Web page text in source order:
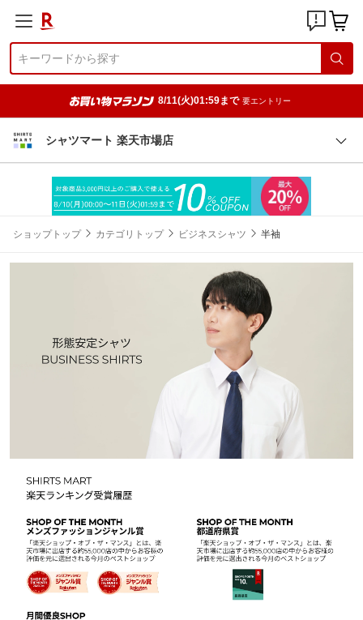
8/11(火)01:59まで 要エントリー
シャツマート 楽天市場店
ショップトップ カテゴリトップ ビジネスシャツ 半袖